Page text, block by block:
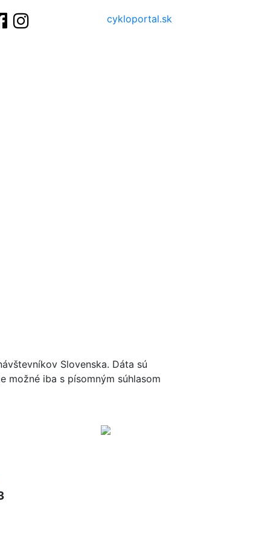
cykloportal.sk
Slovenska. Dáta sú
možné iba s písomným súhlasom